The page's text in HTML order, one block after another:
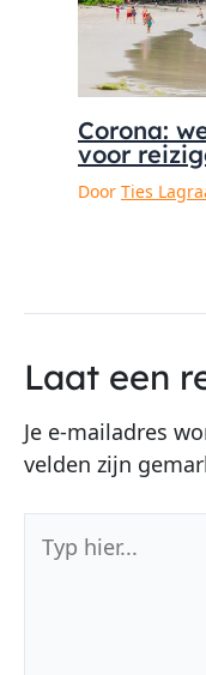
Corona:
voor
Door Ties
Laat een
Je e-mailadres
velden zijn
hier...